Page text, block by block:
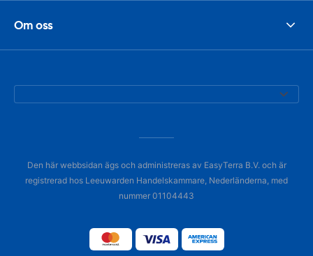
Om oss
Den här webbsidan ägs och administreras av EasyTerra B.V. och är
registrerad hos Leeuwarden Handelskammare, Nederländerna, med
nummer 01104443